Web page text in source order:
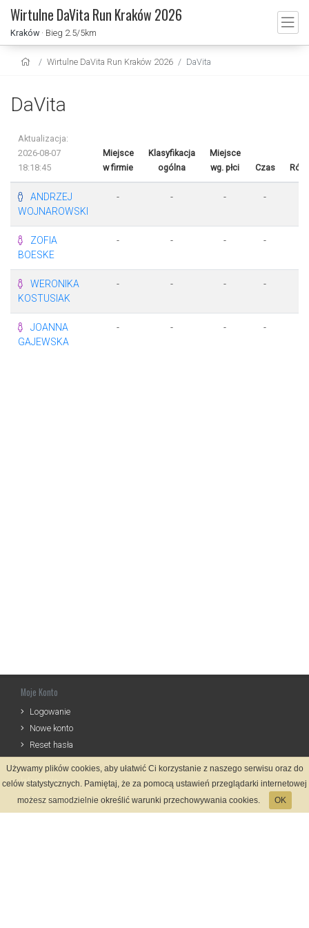
Wirtulne DaVita Run Kraków 2026
Kraków · Bieg 2.5/5km
Wirtulne DaVita Run Kraków 2026 DaVita
DaVita
Aktualizacja:
2026-08-07
18:18:45
Miejsce
w firmie
Klasyfikacja
ogólna
Miejsce
wg. płci
Czas
ANDRZEJ
WOJNAROWSKI
- - - -
ZOFIA
BOESKE
- - - -
WERONIKA
KOSTUSIAK
- - - -
JOANNA
GAJEWSKA
- - - -
Moje Konto
Logowanie
Nowe konto
Reset hasła
Informacje
Zasady Rejestracji
Używamy plików cookies, aby ułatwić Ci korzystanie z naszego serwisu oraz do
celów statystycznych. Pamiętaj, że za pomocą ustawień przeglądarki internetowej
możesz samodzielnie określić warunki przechowywania cookies.
OK